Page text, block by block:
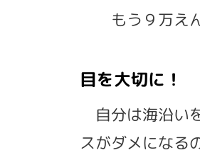
もう９万え
目を大切に！
自分は海沿い
スがダメになる